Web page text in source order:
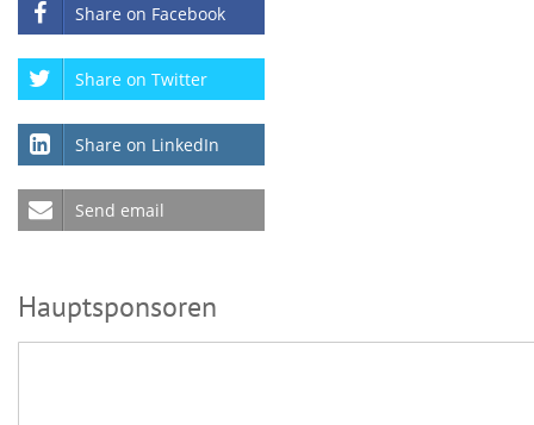
Share on Facebook
Share on Twitter
Share on LinkedIn
Send email
Hauptsponsoren